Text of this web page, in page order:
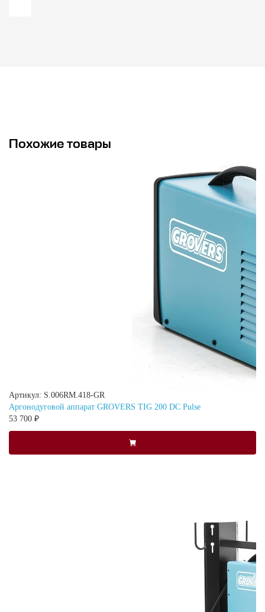
Похожие товары
Артикул: S.006RM.418-GR
Аргонодуговой аппарат GROVERS TIG 200 DC Pulse
53 700 ₽